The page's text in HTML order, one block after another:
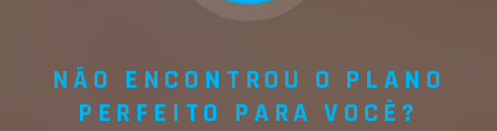
NÃO ENCONTROU O PLANO
PERFEITO PARA VOCÊ?